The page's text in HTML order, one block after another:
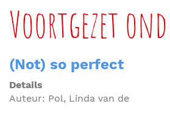
Voortgezet
(Not) so perfect
Details
Auteur: Pol, Linda van de